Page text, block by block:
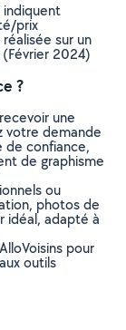
indiquent
prix
sur un
2024)
?
une
votre demande
de confiance,
de graphisme
ou
photos de
idéal, adapté à
pour
outils